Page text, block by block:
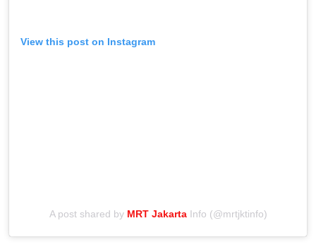
View this post on Instagram
A post shared byMRT Jakarta Info (@mrtjktinfo)